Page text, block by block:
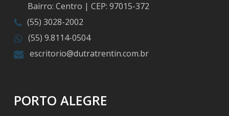
Bairro: Centro | CEP: 97015-372
(55) 3028-2002
(55) 9.8114-0504
escritorio@dutratrentin.com.br
PORTO ALEGRE